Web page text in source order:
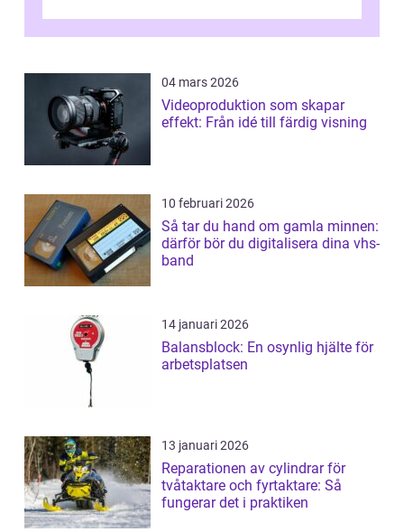
04 mars 2026
Videoproduktion som skapar
effekt: Från idé till färdig visning
10 februari 2026
Så tar du hand om gamla minnen:
därför bör du digitalisera dina vhs-
band
14 januari 2026
Balansblock: En osynlig hjälte för
arbetsplatsen
13 januari 2026
Reparationen av cylindrar för
tvåtaktare och fyrtaktare: Så
fungerar det i praktiken